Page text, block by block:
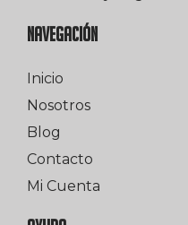
NAVEGACIÓN
Inicio
Nosotros
Blog
Contacto
Mi Cuenta